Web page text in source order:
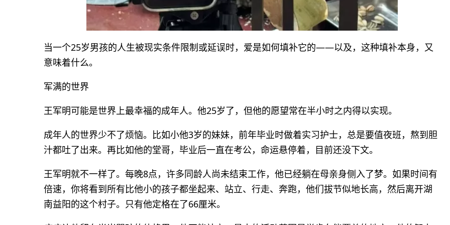
当一个25岁男孩的人生被现实条件限制或延误时，爱是如何填补它的——以及，这种填补本身，又
意味着什么。
军满的世界
王军明可能是世界上最幸福的成年人。他25岁了，但他的愿望常在半小时之内得以实现。
成年人的世界少不了烦恼。比如小他3岁的妹妹，前年毕业时做着实习护士，总是要值夜班，熬到胆
汁都吐了出来。再比如他的堂哥，毕业后一直在考公，命运悬停着，目前还没下文。
王军明就不一样了。每晚8点，许多同龄人尚未结束工作，他已经躺在母亲身侧入了梦。如果时间有
倍速，你将看到所有比他小的孩子都坐起来、站立、行走、奔跑，他们拔节似地长高，然后离开湖
南益阳的这个村子。只有他定格在了66厘米。